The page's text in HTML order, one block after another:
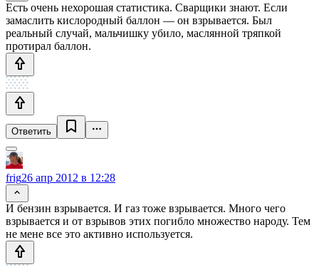
Есть очень нехорошая статистика. Сварщики знают. Если
замаслить кислородный баллон — он взрывается. Был
реальный случай, мальчишку убило, маслянной тряпкой
протирал баллон.
Ответить
frig26 апр 2012 в 12:28
И бензин взрывается. И газ тоже взрывается. Много чего
взрывается и от взрывов этих погибло множество народу. Тем
не мене все это активно используется.